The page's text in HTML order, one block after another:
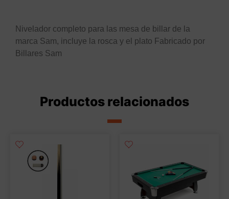
Nivelador completo para las mesa de billar de la
marca Sam, incluye la rosca y el plato Fabricado por
Billares Sam
Productos relacionados